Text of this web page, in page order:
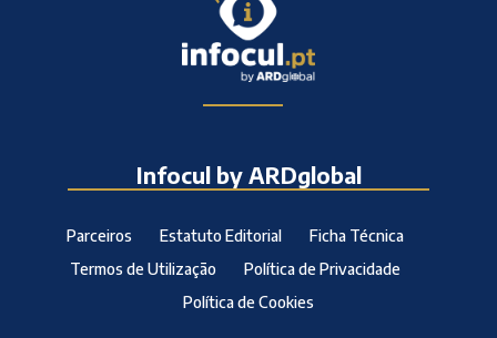
Infocul by ARDglobal
Parceiros Estatuto Editorial
Ficha Técnica
Termos de Utilização
Política de Privacidade
Política de Cookies